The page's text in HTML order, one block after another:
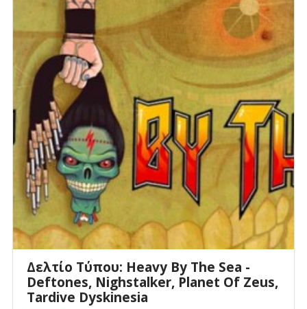
Δελτίο Τύπου: Heavy By The Sea -
Deftones, Nighstalker, Planet Of Zeus,
Tardive Dyskinesia